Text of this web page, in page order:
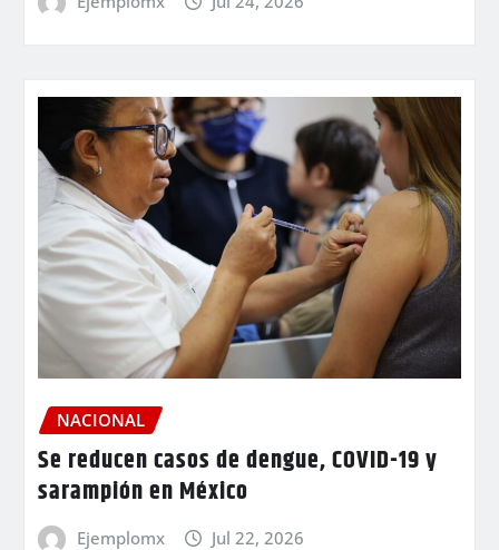
NACIONAL
Se reducen casos de dengue, COVID-19 y
sarampión en México
Ejemplomx Jul 22, 2026